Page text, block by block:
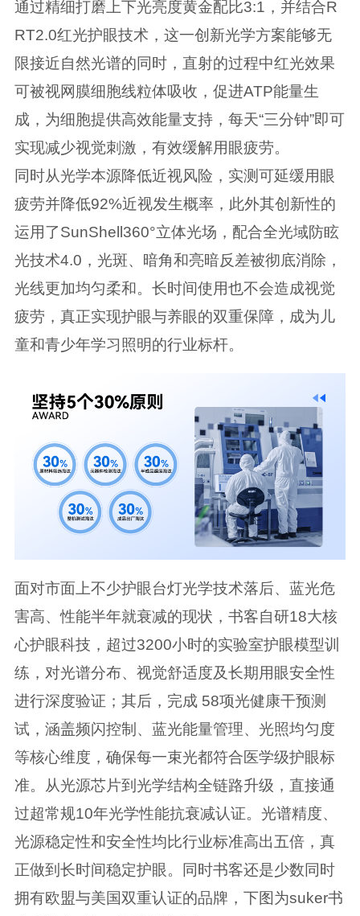
通过精细打磨上下光亮度黄金配比3:1，并结合R
RT2.0红光护眼技术，这一创新光学方案能够无
限接近自然光谱的同时，直射的过程中红光效果
可被视网膜细胞线粒体吸收，促进ATP能量生
成，为细胞提供高效能量支持，每天“三分钟”即可
实现减少视觉刺激，有效缓解用眼疲劳。
同时从光学本源降低近视风险，实测可延缓用眼
疲劳并降低92%近视发生概率，此外其创新性的
运用了SunShell360°立体光场，配合全光域防眩
光技术4.0，光斑、暗角和亮暗反差被彻底消除，
光线更加均匀柔和。长时间使用也不会造成视觉
疲劳，真正实现护眼与养眼的双重保障，成为儿
童和青少年学习照明的行业标杆。
面对市面上不少护眼台灯光学技术落后、蓝光危
害高、性能半年就衰减的现状，书客自研18大核
心护眼科技，超过3200小时的实验室护眼模型训
练，对光谱分布、视觉舒适度及长期用眼安全性
进行深度验证；其后，完成 58项光健康干预测
试，涵盖频闪控制、蓝光能量管理、光照均匀度
等核心维度，确保每一束光都符合医学级护眼标
准。从光源芯片到光学结构全链路升级，直接通
过超常规10年光学性能抗衰减认证。光谱精度、
光源稳定性和安全性均比行业标准高出五倍，真
正做到长时间稳定护眼。同时书客还是少数同时
拥有欧盟与美国双重认证的品牌，下图为suker书